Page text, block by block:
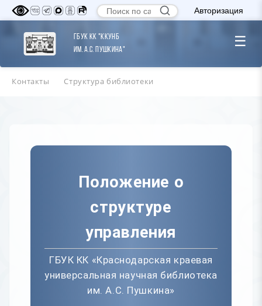
Авторизация
ГБУК КК "ККУНБ
им. А.С. Пушкина"
☰
Контакты Структура библиотеки
Положение о
структуре
управления
ГБУК КК «Краснодарская краевая
универсальная научная библиотека
им. А.С. Пушкина»